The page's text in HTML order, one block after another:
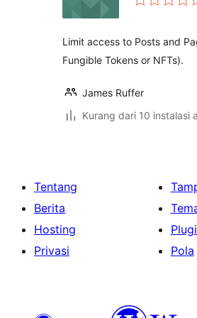
Limit access to Posts and
Fungible Tokens or NFTs).
James Ruffer
Kurang dari 10 instalasi
Tentang
Berita
Hosting
Privasi
Pola